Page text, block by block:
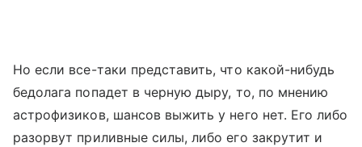
Но если все-таки представить, что какой-нибудь
бедолага попадет в черную дыру, то, по мнению
астрофизиков, шансов выжить у него нет. Его либо
разорвут приливные силы, либо его закрутит и